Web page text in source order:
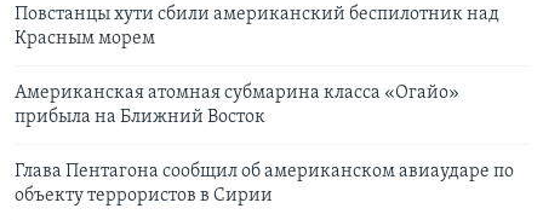
Повстанцы хути сбили американский беспилотник над
Красным морем
Американская атомная субмарина класса «Огайо»
прибыла на Ближний Восток
Глава Пентагона сообщил об американском авиаударе по
объекту террористов в Сирии